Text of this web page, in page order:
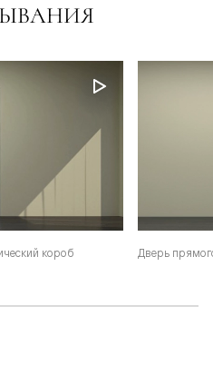
короб Дверь